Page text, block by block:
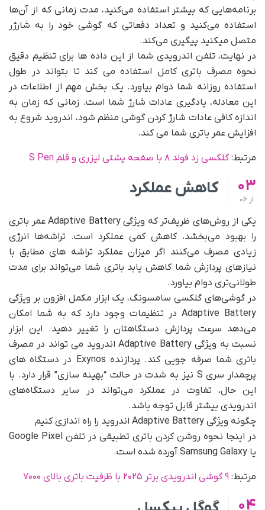
برنامه‌هایی که بیشتر استفاده می‌کنید، مدت زمانی که از آن‌ها
استفاده می‌کنید و تعداد دفعاتی که گوشی خود را به شارژر
متصل میکنید پیگیری می‌کند.
در نهایت، تلفن اندرویدی شما از این داده ها برای تنظیم دقیق
نحوه مصرف باتری کامل استفاده می کند تا بتواند در طول
استفاده روزانه شما دوام بیاورد. یک بخش مهم از اطلاعات در
این معادله، یادگیری عادات شارژ شما است. زمانی که زمان به
اندازه کافی عادات شارژ کردن گوشی منظم شود، اندروید شروع به
افزایش عمر باتری شما می کند.
مرتبط:گلکسی زد فولد ۸ با صفحه پشتی لیزری و قلم S Pen
03
از
کاهش عملکرد
یکی از روش‌های ظریف‌تر که ویژگی Adaptive Battery عمر باتری
را بهبود می‌بخشد، کاهش کمی عملکرد است. تراشه‌ها انرژی
زیادی مصرف می‌کنند اگر میزان عملکرد تراشه های مطابق با
نیازهای پردازش شما کاهش یابد باتری شما می‌تواند برای مدت
طولانی‌تری دوام بیاورد.
در گوشی‌های گلکسی سامسونگ، یک ابزار مکمل افزون بر ویژگی
Adaptive Battery در تنظیمات وجود دارد که به شما امکان
می‌دهد سرعت پردازش دستگاهتان را تغییر دهید. این ابزار
نسبت به ویژگی Adaptive Battery اندروید می تواند در مصرف
باتری شما صرفه جویی کند. پردازنده Exynos در دستگاه های
پرچمدار سری S نیز به شدت در حالت “بهینه سازی” قرار دارد. با
این حال، تفاوت در عملکرد می‌تواند در سایر دستگاه‌های
اندرویدی بیشتر قابل توجه باشد.
چگونه ویژگی Adaptive Battery اندروید را راه اندازی کنیم
در اینجا نحوه روشن کردن باتری تطبیقی در تلفن Google Pixel
یا Samsung Galaxy آورده شده است.
مرتبط: ۹ گوشی اندرویدی برتر ۲۰۲۵ با ظرفیت باتری بالای ۷۰۰۰
04